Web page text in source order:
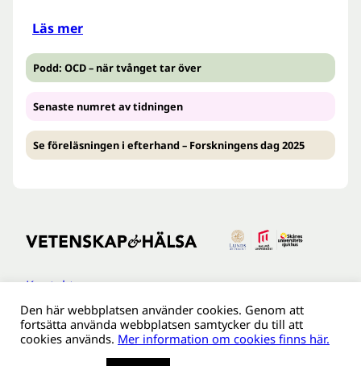
Läs mer
Podd: OCD – när tvånget tar över
Senaste numret av tidningen
Se föreläsningen i efterhand – Forskningens dag 2025
Kontakt
Tillgänglighetsredogöreldse
Om webbplatsen
Den här webbplatsen använder cookies. Genom att
fortsätta använda webbplatsen samtycker du till att
cookies används. Mer information om cookies finns här.